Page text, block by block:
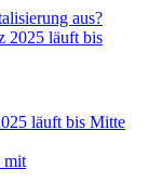
aus?
läuft bis Mitte